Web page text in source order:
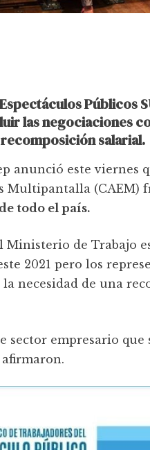
Públicos
las negociaciones
salarial.
anunció este viernes
Multipantalla (CAEM)
todo el país.
de Trabajo
2021 pero los
necesidad de una
empresario que
afirmaron.